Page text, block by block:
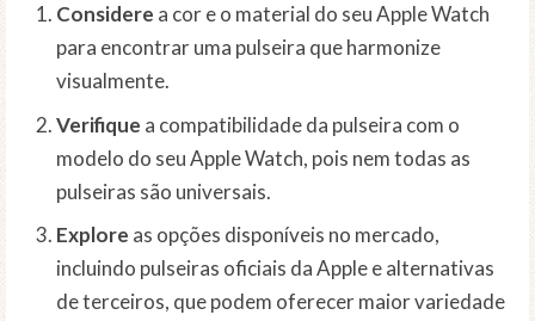
Considere a cor e o material do seu Apple Watch
para encontrar uma pulseira que harmonize
visualmente.
Verifique a compatibilidade da pulseira com o
modelo do seu Apple Watch, pois nem todas as
pulseiras são universais.
Explore as opções disponíveis no mercado,
incluindo pulseiras oficiais da Apple e alternativas
de terceiros, que podem oferecer maior variedade